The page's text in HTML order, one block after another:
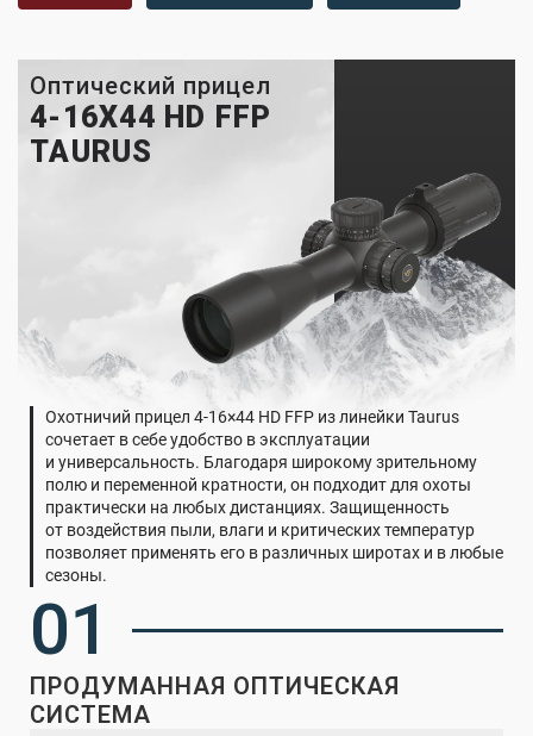
Оптический прицел
4-16X44 HD FFP
TAURUS
Охотничий прицел 4-16×44 HD FFP из линейки Taurus
сочетает в себе удобство в эксплуатации
и универсальность. Благодаря широкому зрительному
полю и переменной кратности, он подходит для охоты
практически на любых дистанциях. Защищенность
от воздействия пыли, влаги и критических температур
позволяет применять его в различных широтах и в любые
сезоны.
01
ПРОДУМАННАЯ ОПТИЧЕСКАЯ
СИСТЕМА